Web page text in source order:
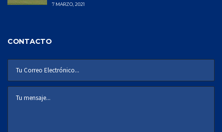
7 MARZO, 2021
CONTACTO